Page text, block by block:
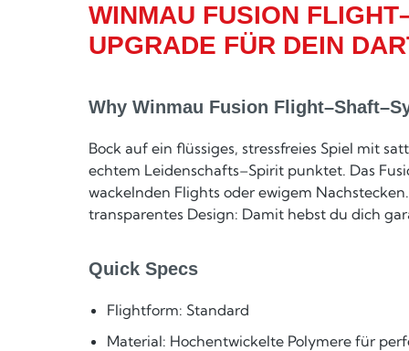
WINMAU FUSION
UPGRADE FÜR DEIN
Why Winmau Fusion
Bock auf ein flüssiges, stressfreies Spiel mit
echtem Leidenschafts–Spirit punktet. Das
wackelnden Flights oder ewigem
transparentes Design: Damit hebst du dich
Quick Specs
Flightform: Standard
Material: Hochentwickelte Polymere für